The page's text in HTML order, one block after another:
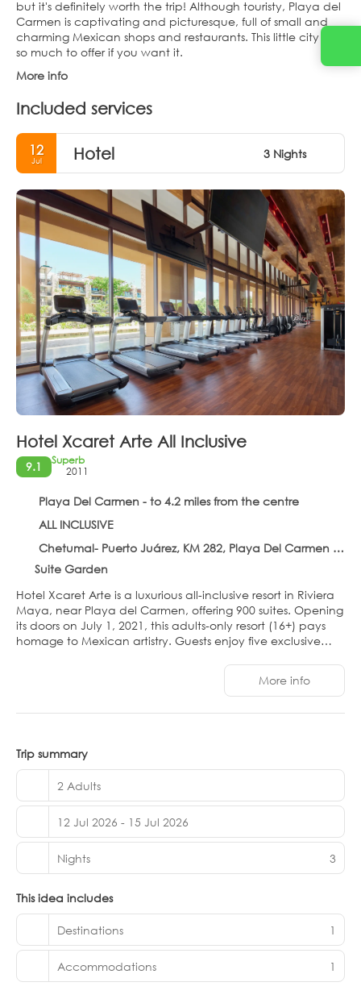
but it's definitely worth the trip! Although touristy, Playa del
Carmen is captivating and picturesque, full of small and
charming Mexican shops and restaurants. This little city has
so much to offer if you want it.
More info
Included services
12
Jul Hotel 3 Nights
Hotel Xcaret Arte All Inclusive
9.1
Superb
2011
Playa Del Carmen - to 4.2 miles from the centre
ALL INCLUSIVE
Chetumal- Puerto Juárez, KM 282, Playa Del Carmen 77710
Suite Garden
Hotel Xcaret Arte is a luxurious all-inclusive resort in Riviera
Maya, near Playa del Carmen, offering 900 suites. Opening
its doors on July 1, 2021, this adults-only resort (16+) pays
homage to Mexican artistry. Guests enjoy five exclusive
vegan cuisine. The all-inclusive experience extends to
unlimited access to nine iconic parks and tours in Cancun
Xplor Fuego. Airport transfers and transport to and from the
with handcrafted Mexican décor and organic amenities.
A security deposit of $4, 000 MXN is required upon check-in
More info
Trip summary
2 Adults
12 Jul 2026 - 15 Jul 2026
Nights 3
This idea includes
Destinations 1
Accommodations 1